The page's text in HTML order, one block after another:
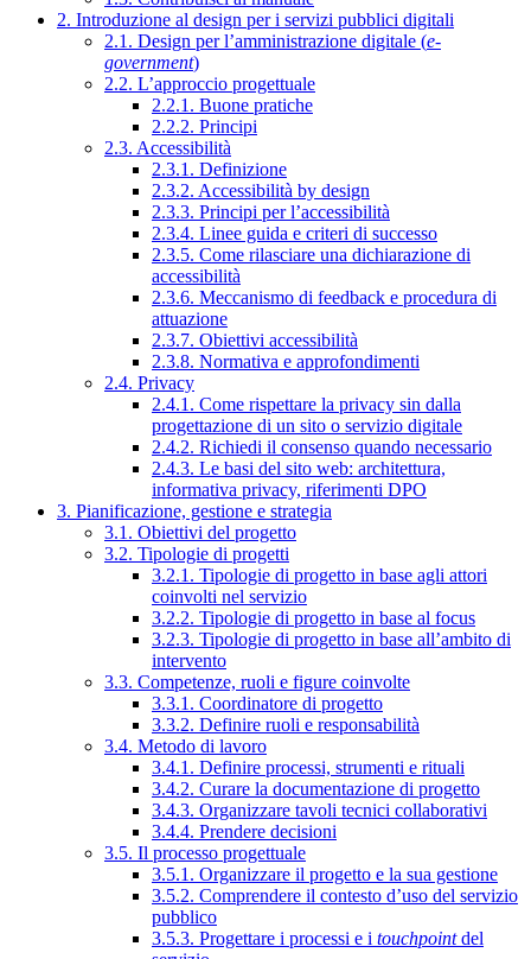
2. Introduzione al design per i servizi pubblici digitali
2.1. Design per l’amministrazione digitale (e-
government)
2.2. L’approccio progettuale
2.2.1. Buone pratiche
2.2.2. Principi
2.3. Accessibilità
2.3.1. Definizione
2.3.2. Accessibilità by design
2.3.3. Principi per l’accessibilità
2.3.4. Linee guida e criteri di successo
2.3.5. Come rilasciare una dichiarazione di
accessibilità
2.3.6. Meccanismo di feedback e procedura di
attuazione
2.3.7. Obiettivi accessibilità
2.3.8. Normativa e approfondimenti
2.4. Privacy
2.4.1. Come rispettare la privacy sin dalla
progettazione di un sito o servizio digitale
2.4.2. Richiedi il consenso quando necessario
2.4.3. Le basi del sito web: architettura,
informativa privacy, riferimenti DPO
3. Pianificazione, gestione e strategia
3.1. Obiettivi del progetto
3.2. Tipologie di progetti
3.2.1. Tipologie di progetto in base agli attori
coinvolti nel servizio
3.2.2. Tipologie di progetto in base al focus
3.2.3. Tipologie di progetto in base all’ambito di
intervento
3.3. Competenze, ruoli e figure coinvolte
3.3.1. Coordinatore di progetto
3.3.2. Definire ruoli e responsabilità
3.4. Metodo di lavoro
3.4.1. Definire processi, strumenti e rituali
3.4.2. Curare la documentazione di progetto
3.4.3. Organizzare tavoli tecnici collaborativi
3.4.4. Prendere decisioni
3.5. Il processo progettuale
3.5.1. Organizzare il progetto e la sua gestione
3.5.2. Comprendere il contesto d’uso del servizio
pubblico
3.5.3. Progettare i processi e i touchpointdel